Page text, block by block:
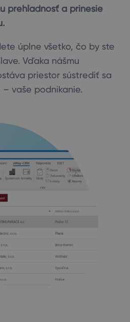
prehľadnosť a prinesie
úplne všetko, čo by ste
Vďaka nášmu
priestor sústrediť sa
vaše podnikanie.